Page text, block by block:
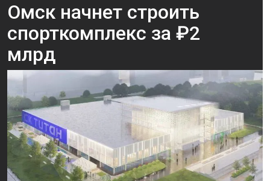
Омск начнет строить
спорткомплекс за ₽2
млрд